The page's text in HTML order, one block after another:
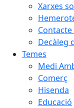
Xarxes
Decàleg
Temes
Medi
Comerç
Hisenda
Educació